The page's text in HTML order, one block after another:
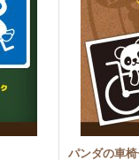
パンダの車